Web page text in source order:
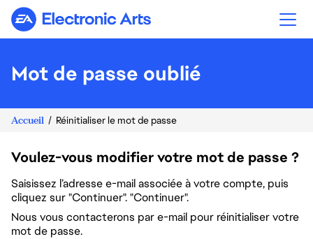
Electronic Arts
Mot de passe oublié
Accueil Réinitialiser le mot de passe
Voulez-vous modifier votre mot de passe ?
Saisissez l’adresse e-mail associée à votre compte, puis
cliquez sur "Continuer". "Continuer".
Nous vous contacterons par e-mail pour réinitialiser votre
mot de passe.